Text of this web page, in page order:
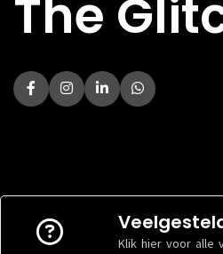
TOTAAL AANTAL
12
PROCESSORSOCKET AM4
The
Klik hier voor alle